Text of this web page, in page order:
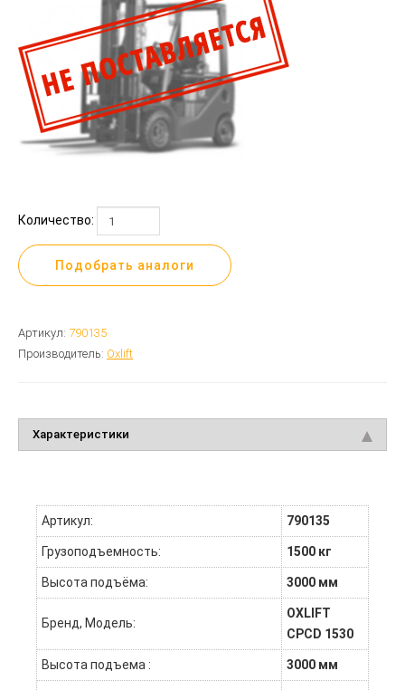
Количество:
Подобрать аналоги
Артикул: 790135
Производитель: Oxlift
Характеристики
Артикул: 790135
Грузоподъемность: 1500 кг
Высота подъёма: 3000 мм
Бренд, Модель:
OXLIFT
CPCD 1530
Высота подъема : 3000 мм